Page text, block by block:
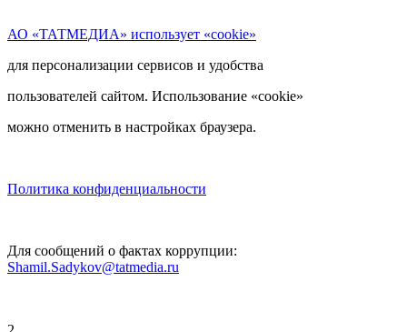
АО «ТАТМЕДИА» использует «cookie»
для персонализации сервисов и удобства
пользователей сайтом. Использование «cookie»
можно отменить в настройках браузера.
Политика конфиденциальности
Для сообщений о фактах коррупции:
Shamil.Sadykov@tatmedia.ru